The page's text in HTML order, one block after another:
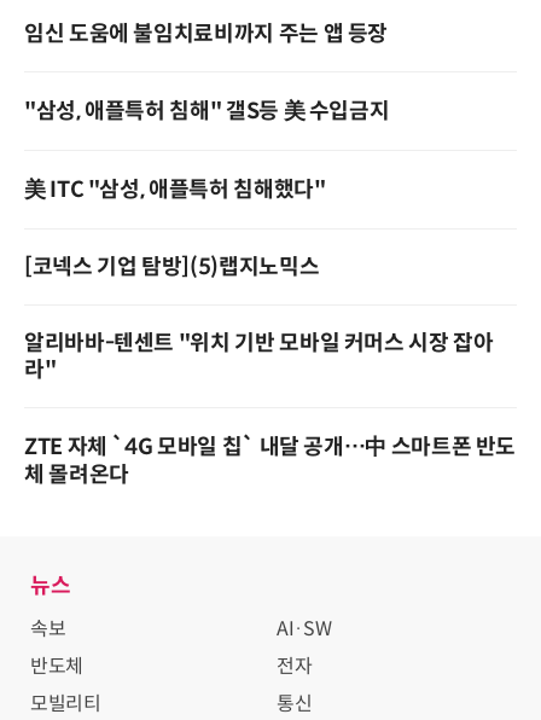
임신 도움에 불임치료비까지 주는 앱 등장
"삼성, 애플특허 침해" 갤S등 美 수입금지
美 ITC "삼성, 애플특허 침해했다"
[코넥스 기업 탐방](5)랩지노믹스
알리바바-텐센트 "위치 기반 모바일 커머스 시장 잡아
라"
ZTE 자체 `4G 모바일 칩` 내달 공개…中 스마트폰 반도
체 몰려온다
뉴스
속보
AI·SW
반도체
전자
모빌리티
통신